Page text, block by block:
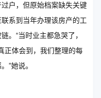
户，但原始档案缺失关键
系到当年办理该房产的工
。“当时业主都急哭了，
正体会到，我们整理的每
”她说。